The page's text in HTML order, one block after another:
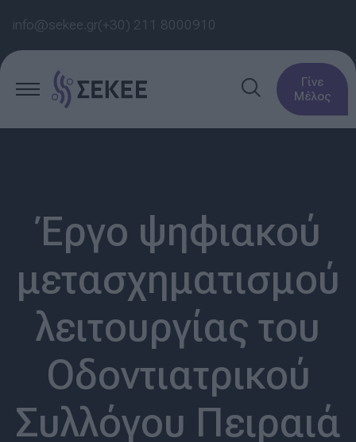
info@sekee.gr(+30) 211 8000910
Γίνε
Μέλος
Έργο ψηφιακού
μετασχηματισμού
λειτουργίας του
Οδοντιατρικού
Συλλόγου Πειραιά